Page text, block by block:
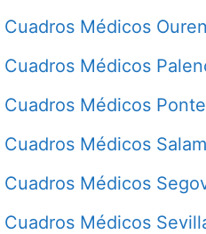
Cuadros Médicos
Cuadros Médicos
Cuadros Médicos
Cuadros Médicos
Cuadros Médicos
Cuadros Médicos